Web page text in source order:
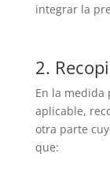
integrar la
2.
En la medida
aplicable,
otra parte
que: